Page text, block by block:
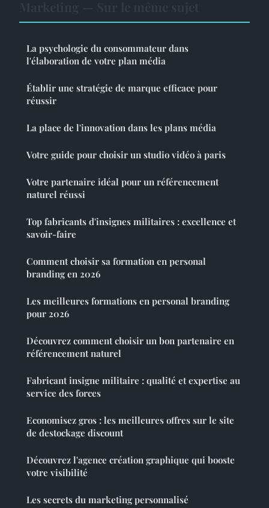
La psychologie du consommateur dans
l'élaboration de votre plan média
Établir une stratégie de marque efficace pour
réussir
La place de l'innovation dans les plans média
Votre guide pour choisir un studio vidéo à paris
Votre partenaire idéal pour un référencement
naturel réussi
Top fabricants d'insignes militaires : excellence et
savoir-faire
Comment choisir sa formation en personal
branding en 2026
Les meilleures formations en personal branding
pour 2026
Découvrez comment choisir un bon partenaire en
référencement naturel
Fabricant insigne militaire : qualité et expertise au
service des forces
Economisez gros : les meilleures offres sur le site
de destockage discount
Découvrez l'agence création graphique qui booste
votre visibilité
Les secrets du marketing personnalisé